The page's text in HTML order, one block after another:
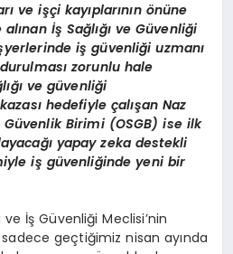
ve işçi kayıplarının önüne
İş Sağlığı ve Güvenliği
iş güvenliği uzmanı
zorunlu hale
ve güvenliği
hedefiyle çalışan Naz
Güvenlik Birimi (OSGB) ise ilk
yapay zeka destekli
iş güvenliğinde yeni bir
ve İş Güvenliği Meclisi’nin
sadece geçtiğimiz nisan ayında